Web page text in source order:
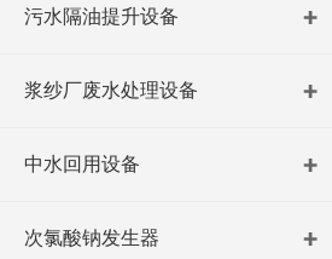
污水隔油提升设备
浆纱厂废水处理设备
中水回用设备
次氯酸钠发生器